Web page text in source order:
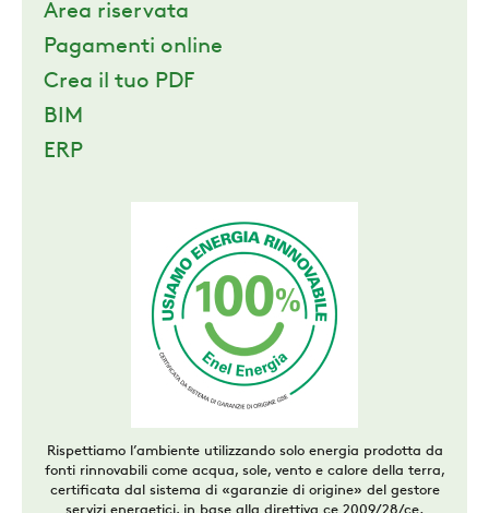
Area riservata
Pagamenti online
Crea il tuo PDF
BIM
ERP
Rispettiamo l’ambiente utilizzando solo energia prodotta da
fonti rinnovabili come acqua, sole, vento e calore della terra,
certificata dal sistema di «garanzie di origine» del gestore